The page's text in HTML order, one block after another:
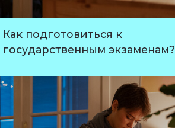
Как подготовиться к
государственным экзаменам?